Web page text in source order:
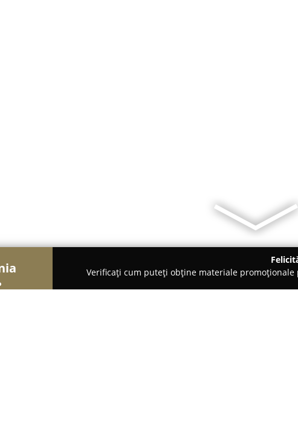
Verificați cum puteți obține materiale